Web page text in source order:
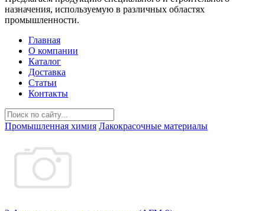
назначения, используемую в различных областях
промышленности.
Главная
О компании
Каталог
Доставка
Статьи
Контакты
Промышленная химия Лакокрасочные материалы